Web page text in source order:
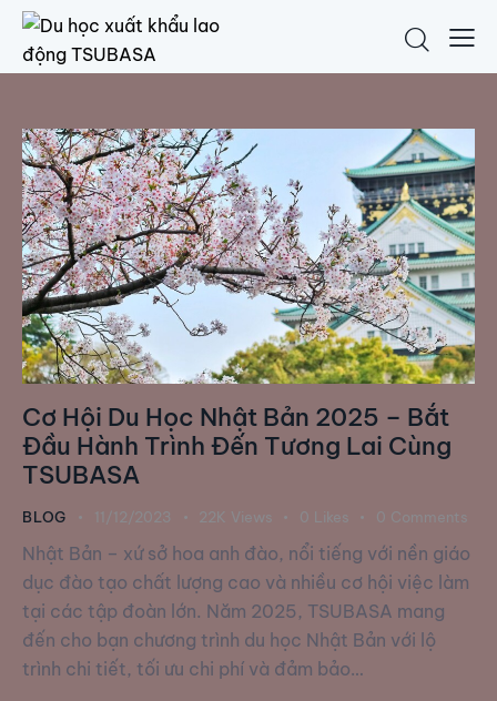
Cơ Hội Du Học Nhật Bản 2025 – Bắt
Đầu Hành Trình Đến Tương Lai Cùng
TSUBASA
BLOG 11/12/2023 22K Views 0 Likes 0 Comments
Nhật Bản – xứ sở hoa anh đào, nổi tiếng với nền giáo
dục đào tạo chất lượng cao và nhiều cơ hội việc làm
tại các tập đoàn lớn. Năm 2025, TSUBASA mang
đến cho bạn chương trình du học Nhật Bản với lộ
trình chi tiết, tối ưu chi phí và đảm bảo…